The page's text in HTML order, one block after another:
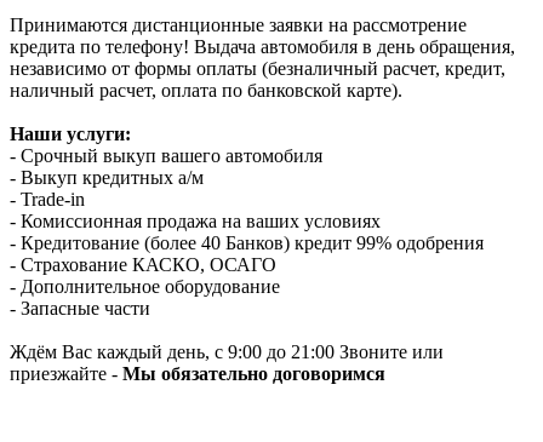
Принимаются дистанционные заявки на рассмотрение
кредита по телефону! Выдача автомобиля в день обращения,
независимо от формы оплаты (безналичный расчет, кредит,
наличный расчет, оплата по банковской карте).
Наши услуги:
- Срочный выкуп вашего автомобиля
- Выкуп кредитных а/м
- Trade-in
- Комиссионная продажа на ваших условиях
- Кредитование (более 40 Банков) кредит 99% одобрения
- Страхование КАСКО, ОСАГО
- Дополнительное оборудование
- Запасные части
Ждём Вас каждый день, с 9:00 до 21:00 Звоните или
приезжайте - Мы обязательно договоримся